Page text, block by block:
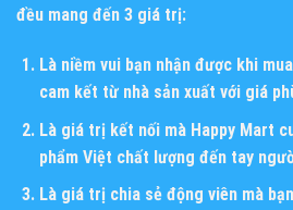
đều mang đến 3 giá trị:
Là niềm vui bạn nhận được khi
cam kết từ nhà sản xuất với giá
Là giá trị kết nối mà Happy Mart
phẩm Việt chất lượng đến tay
Là giá trị chia sẻ động viên mà